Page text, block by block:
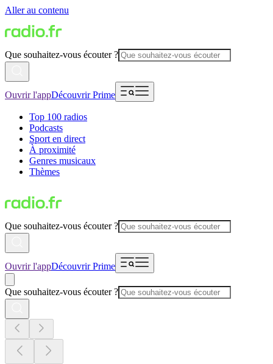
Aller au contenu
Que souhaitez-vous écouter ?
Ouvrir l'appDécouvrir Prime
Top 100 radios
Podcasts
Sport en direct
À proximité
Genres musicaux
Thèmes
Que souhaitez-vous écouter ?
Ouvrir l'appDécouvrir Prime
Que souhaitez-vous écouter ?